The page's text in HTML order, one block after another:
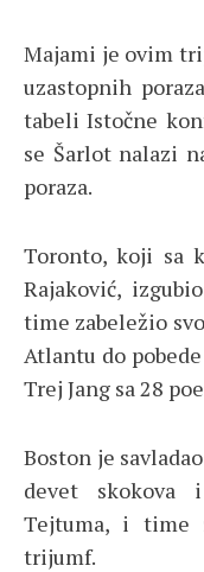
Majami je ovim
uzastopnih
tabeli Istočne
se Šarlot nalazi
poraza.
Toronto, koji sa
Rajaković,
time zabeležio
Atlantu do
Trej Jang sa 28
Boston je
devet skokova
Tejtuma, i time
trijumf.